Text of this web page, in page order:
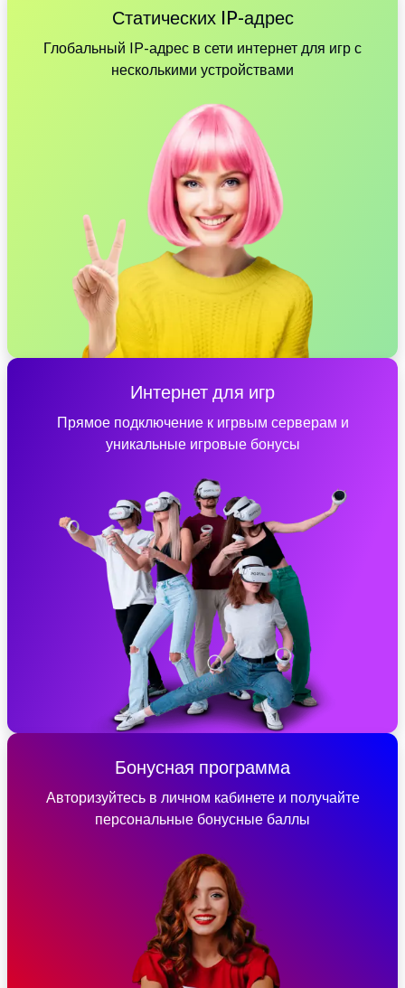
Статических IP-адрес
Глобальный IP-адрес в сети интернет для игр с
несколькими устройствами
Интернет для игр
Прямое подключение к игрвым серверам и
уникальные игровые бонусы
Бонусная программа
Авторизуйтесь в личном кабинете и получайте
персональные бонусные баллы